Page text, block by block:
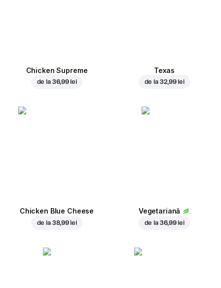
Chicken Supreme
de la 36,99 lei
Texas
de la 32,99 lei
Chicken Blue Cheese
de la 38,99 lei
Vegetariană
de la 36,99 lei